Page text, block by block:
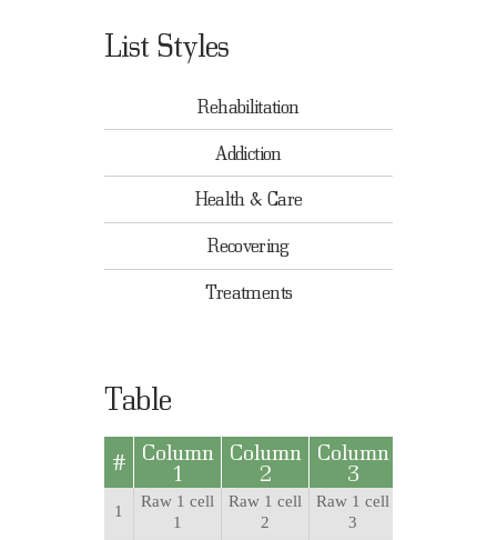
List Styles
Rehabilitation
Addiction
Health & Care
Recovering
Treatments
Table
# Column
1
Column
2
Column
3
1
Raw 1 cell
1
Raw 1 cell
2
Raw 1 cell
3